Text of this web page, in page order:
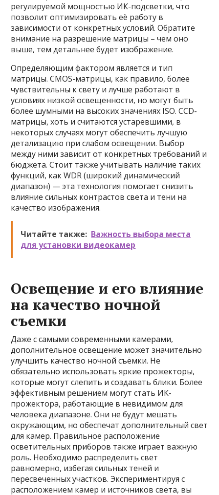
регулируемой мощностью ИК-подсветки, что
позволит оптимизировать её работу в
зависимости от конкретных условий. Обратите
внимание на разрешение матрицы – чем оно
выше, тем детальнее будет изображение.
Определяющим фактором является и тип
матрицы. CMOS-матрицы, как правило, более
чувствительны к свету и лучше работают в
условиях низкой освещенности, но могут быть
более шумными на высоких значениях ISO. CCD-
матрицы, хоть и считаются устаревшими, в
некоторых случаях могут обеспечить лучшую
детализацию при слабом освещении. Выбор
между ними зависит от конкретных требований и
бюджета. Стоит также учитывать наличие таких
функций, как WDR (широкий динамический
диапазон) — эта технология помогает снизить
влияние сильных контрастов света и тени на
качество изображения.
Читайте также: Важность выбора места
для установки видеокамер
Освещение и его влияние
на качество ночной
съемки
Даже с самыми современными камерами,
дополнительное освещение может значительно
улучшить качество ночной съёмки. Не
обязательно использовать яркие прожекторы,
которые могут слепить и создавать блики. Более
эффективным решением могут стать ИК-
прожектора, работающие в невидимом для
человека диапазоне. Они не будут мешать
окружающим, но обеспечат дополнительный свет
для камер. Правильное расположение
осветительных приборов также играет важную
роль. Необходимо распределить свет
равномерно, избегая сильных теней и
пересвеченных участков. Экспериментируя с
расположением камер и источников света, вы